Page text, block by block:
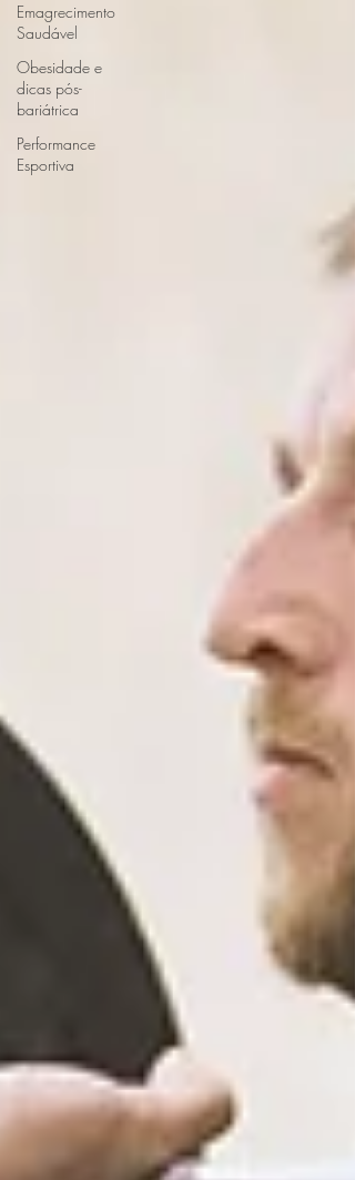
Emagrecimento
Saudável
Obesidade e
dicas pós-
bariátrica
Performance
Esportiva